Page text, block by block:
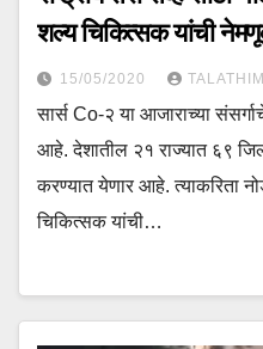
शल्य चिकित्सक यांची
15/05/2020
सार्स Co-२ या आजाराच्या
आहे. देशातील २१ राज्यात ६९
करण्यात येणार आहे. त्याकरिता
चिकित्सक यांची…